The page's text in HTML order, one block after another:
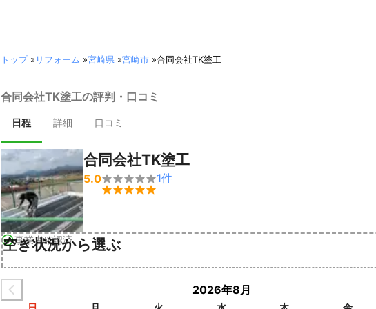
トップ» リフォーム »宮崎県 »宮崎市 »合同会社TK塗工
合同会社TK塗工の評判・口コミ
日程 詳細 口コミ
事業者確認済
合同会社TK塗工
5.0

1件
空き状況から選ぶ
2026年8月